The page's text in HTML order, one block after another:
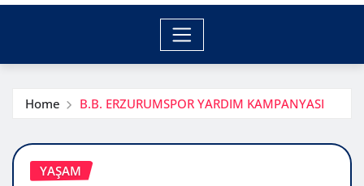
Home B.B. ERZURUMSPOR YARDIM KAMPANYASI
YAŞAM